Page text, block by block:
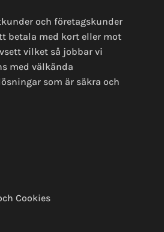
och företagskunder
betala med kort eller mot
vilket så jobbar vi
med välkända
som är säkra och
Cookies